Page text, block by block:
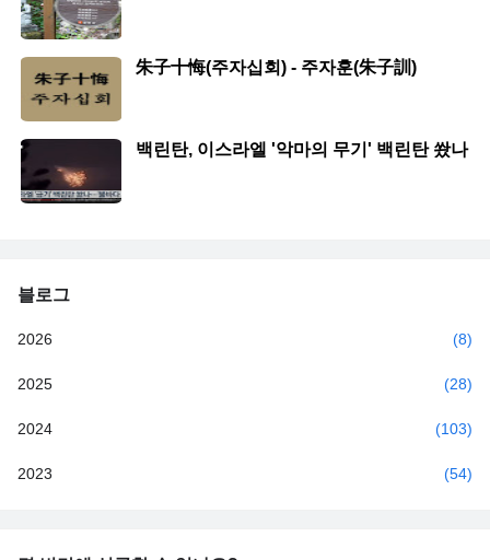
朱子十悔(주자십회) - 주자훈(朱子訓)
백린탄, 이스라엘 '악마의 무기' 백린탄 쐈나
블로그
2026 (8)
2025 (28)
2024 (103)
2023 (54)